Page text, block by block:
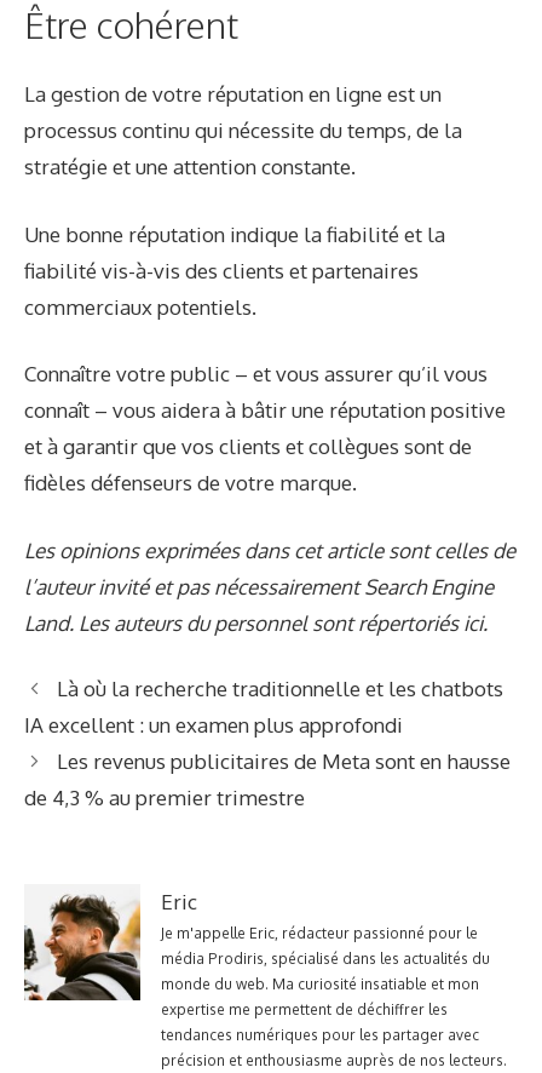
Être cohérent
La gestion de votre réputation en ligne est un
processus continu qui nécessite du temps, de la
stratégie et une attention constante.
Une bonne réputation indique la fiabilité et la
fiabilité vis-à-vis des clients et partenaires
commerciaux potentiels.
Connaître votre public – et vous assurer qu’il vous
connaît – vous aidera à bâtir une réputation positive
et à garantir que vos clients et collègues sont de
fidèles défenseurs de votre marque.
Les opinions exprimées dans cet article sont celles de
l’auteur invité et pas nécessairement Search Engine
Land. Les auteurs du personnel sont répertoriés ici.
Là où la recherche traditionnelle et les chatbots
IA excellent : un examen plus approfondi
Les revenus publicitaires de Meta sont en hausse
de 4,3 % au premier trimestre
Eric
Je m'appelle Eric, rédacteur passionné pour le
média Prodiris, spécialisé dans les actualités du
monde du web. Ma curiosité insatiable et mon
expertise me permettent de déchiffrer les
tendances numériques pour les partager avec
précision et enthousiasme auprès de nos lecteurs.